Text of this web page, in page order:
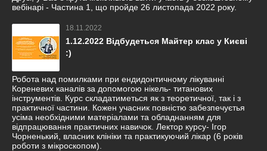
вебінарі - Частина 1, що пройде 26 листопада 2022 року.
18.11.2022
1.12.2022 Відбудеться Майтер клас у Києві
:)
Робота над помилками при ендидонтичному лікуванні
Кореневих каналів за допомогою нікель- титанових
інструментів. Курс складатиметься як з теоретичної, так і з
практичної частини. Кожен учасник повністю забезпечуєтья
усіма необхідними матеріалами та обладнанням для
відпрацювання практичних навичок. Лектор курсу- Ігор
Чорненький, власник клініки та практикуючий лікар (6 років
роботи з мікроскопом).